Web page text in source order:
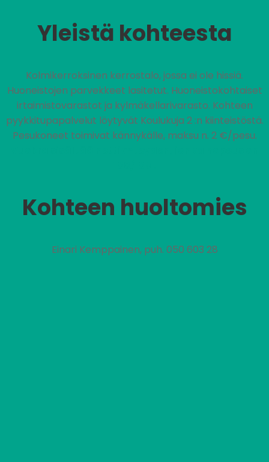
Yleistä kohteesta
Kolmikerroksinen kerrostalo, jossa ei ole hissiä.
Huoneistojen parvekkeet lasitetut. Huoneistokohtaiset
irtaimistovarastot ja kylmäkellarivarasto. Kohteen
pyykkitupapalvelut löytyvät Koulukuja 2 :n kiinteistöstä.
Pesukoneet toimivat kännykälle, maksu n. 2 €/pesu.
Kohteen huoltomies
Einari Kemppainen, puh. 050 603 28